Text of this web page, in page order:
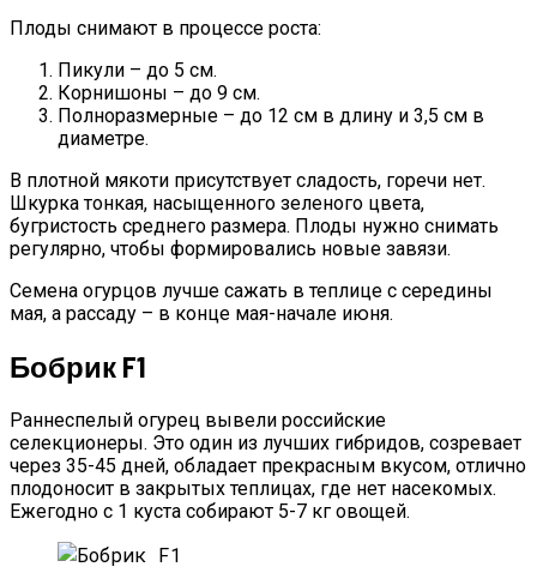
Плоды снимают в процессе роста:
Пикули – до 5 см.
Корнишоны – до 9 см.
Полноразмерные – до 12 см в длину и 3,5 см в
диаметре.
В плотной мякоти присутствует сладость, горечи нет.
Шкурка тонкая, насыщенного зеленого цвета,
бугристость среднего размера. Плоды нужно снимать
регулярно, чтобы формировались новые завязи.
Семена огурцов лучше сажать в теплице с середины
мая, а рассаду – в конце мая-начале июня.
Бобрик F1
Раннеспелый огурец вывели российские
селекционеры. Это один из лучших гибридов, созревает
через 35-45 дней, обладает прекрасным вкусом, отлично
плодоносит в закрытых теплицах, где нет насекомых.
Ежегодно с 1 куста собирают 5-7 кг овощей.